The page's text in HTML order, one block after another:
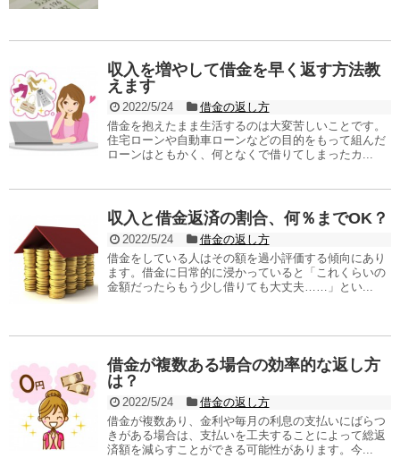
収入を増やして借金を早く返す方法教
えます
2022/5/24
借金の返し方
借金を抱えたまま生活するのは大変苦しいことです。
住宅ローンや自動車ローンなどの目的をもって組んだ
ローンはともかく、何となくで借りてしまったカ...
収入と借金返済の割合、何％までOK？
2022/5/24
借金の返し方
借金をしている人はその額を過小評価する傾向にあり
ます。借金に日常的に浸かっていると「これくらいの
金額だったらもう少し借りても大丈夫……」とい...
借金が複数ある場合の効率的な返し方
は？
2022/5/24
借金の返し方
借金が複数あり、金利や毎月の利息の支払いにばらつ
きがある場合は、支払いを工夫することによって総返
済額を減らすことができる可能性があります。今...